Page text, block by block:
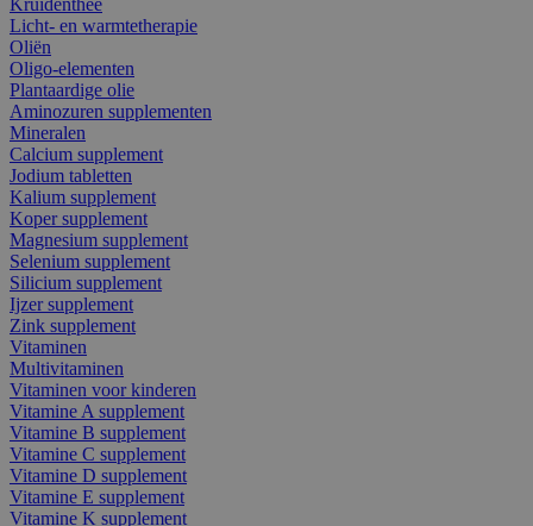
Licht- en warmtetherapie
Oliën
Oligo-elementen
Plantaardige olie
Aminozuren supplementen
Mineralen
Calcium supplement
Jodium tabletten
Kalium supplement
Koper supplement
Magnesium supplement
Selenium supplement
Silicium supplement
Ijzer supplement
Zink supplement
Vitaminen
Multivitaminen
Vitaminen voor kinderen
Vitamine A supplement
Vitamine B supplement
Vitamine C supplement
Vitamine D supplement
Vitamine E supplement
Vitamine K supplement